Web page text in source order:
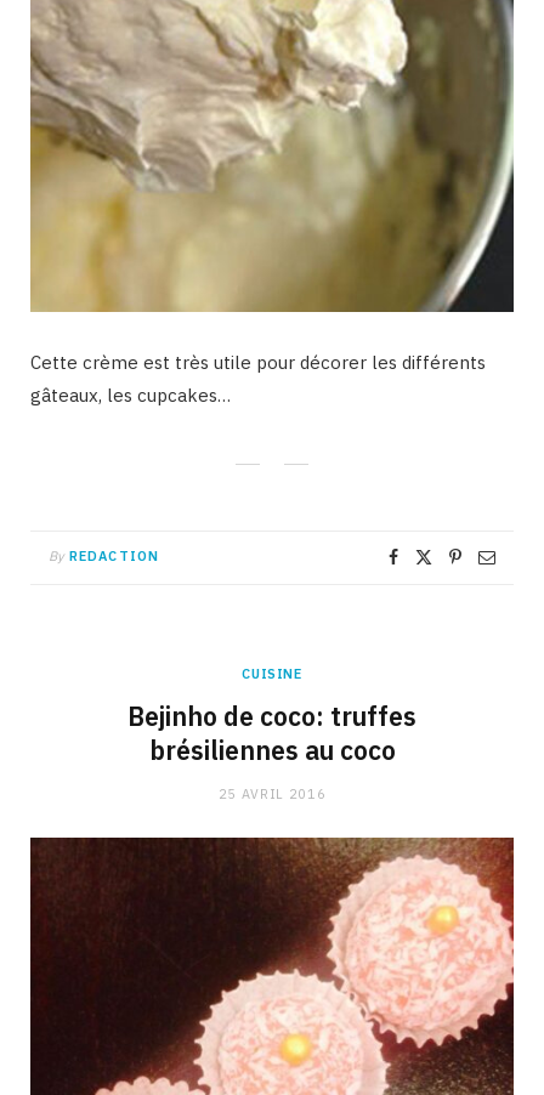
Cette crème est très utile pour décorer les différents
gâteaux, les cupcakes…
By REDACTION
CUISINE
Bejinho de coco: truffes
brésiliennes au coco
25 AVRIL 2016